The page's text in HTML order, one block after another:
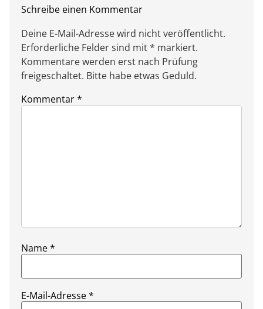
Schreibe einen Kommentar
Deine E-Mail-Adresse wird nicht veröffentlicht.
Erforderliche Felder sind mit * markiert.
Kommentare werden erst nach Prüfung
freigeschaltet. Bitte habe etwas Geduld.
Kommentar*
Name*
E-Mail-Adresse*